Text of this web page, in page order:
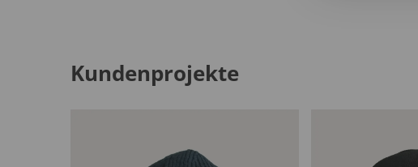
Kundenprojekte